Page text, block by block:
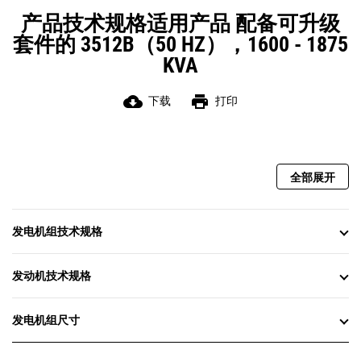
产品技术规格适用产品 配备可升级
套件的 3512B（50 HZ），1600 - 1875
KVA
cloud_download 下载 print 打印
全部展开
发电机组技术规格
发动机技术规格
发电机组尺寸